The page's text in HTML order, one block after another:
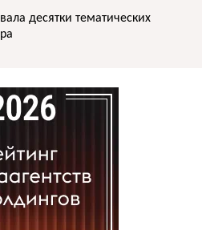
десятки тематических